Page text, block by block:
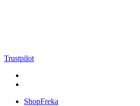
Trustpilot
ShopFreka